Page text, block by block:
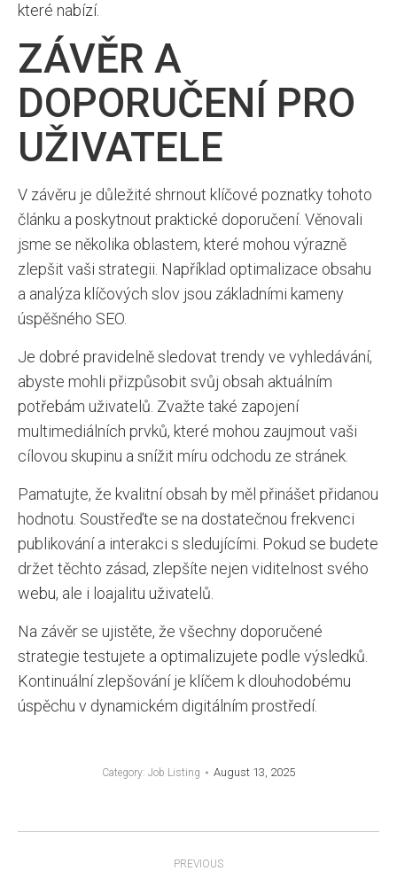
které nabízí.
ZÁVĚR A
DOPORUČENÍ PRO
UŽIVATELE
V závěru je důležité shrnout klíčové poznatky tohoto
článku a poskytnout praktické doporučení. Věnovali
jsme se několika oblastem, které mohou výrazně
zlepšit vaši strategii. Například optimalizace obsahu
a analýza klíčových slov jsou základními kameny
úspěšného SEO.
Je dobré pravidelně sledovat trendy ve vyhledávání,
abyste mohli přizpůsobit svůj obsah aktuálním
potřebám uživatelů. Zvažte také zapojení
multimediálních prvků, které mohou zaujmout vaši
cílovou skupinu a snížit míru odchodu ze stránek.
Pamatujte, že kvalitní obsah by měl přinášet přidanou
hodnotu. Soustřeďte se na dostatečnou frekvenci
publikování a interakci s sledujícími. Pokud se budete
držet těchto zásad, zlepšíte nejen viditelnost svého
webu, ale i loajalitu uživatelů.
Na závěr se ujistěte, že všechny doporučené
strategie testujete a optimalizujete podle výsledků.
Kontinuální zlepšování je klíčem k dlouhodobému
úspěchu v dynamickém digitálním prostředí.
Category: Job Listing August 13, 2025
PREVIOUS